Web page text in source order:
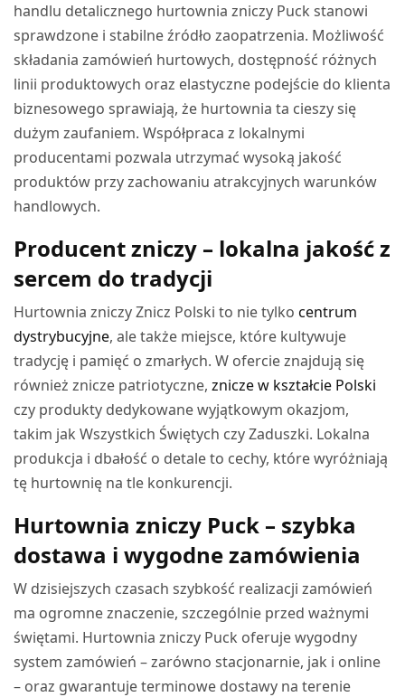
handlu detalicznego hurtownia zniczy Puck stanowi
sprawdzone i stabilne źródło zaopatrzenia. Możliwość
składania zamówień hurtowych, dostępność różnych
linii produktowych oraz elastyczne podejście do klienta
biznesowego sprawiają, że hurtownia ta cieszy się
dużym zaufaniem. Współpraca z lokalnymi
producentami pozwala utrzymać wysoką jakość
produktów przy zachowaniu atrakcyjnych warunków
handlowych.
Producent zniczy – lokalna jakość z
sercem do tradycji
Hurtownia zniczy Znicz Polski to nie tylkocentrum
dystrybucyjne, ale także miejsce, które kultywuje
tradycję i pamięć o zmarłych. W ofercie znajdują się
również znicze patriotyczne,znicze w kształcie Polski
czy produkty dedykowane wyjątkowym okazjom,
takim jak Wszystkich Świętych czy Zaduszki. Lokalna
produkcja i dbałość o detale to cechy, które wyróżniają
tę hurtownię na tle konkurencji.
Hurtownia zniczy Puck – szybka
dostawa i wygodne zamówienia
W dzisiejszych czasach szybkość realizacji zamówień
ma ogromne znaczenie, szczególnie przed ważnymi
świętami. Hurtownia zniczy Puck oferuje wygodny
system zamówień – zarówno stacjonarnie, jak i online
– oraz gwarantuje terminowe dostawy na terenie